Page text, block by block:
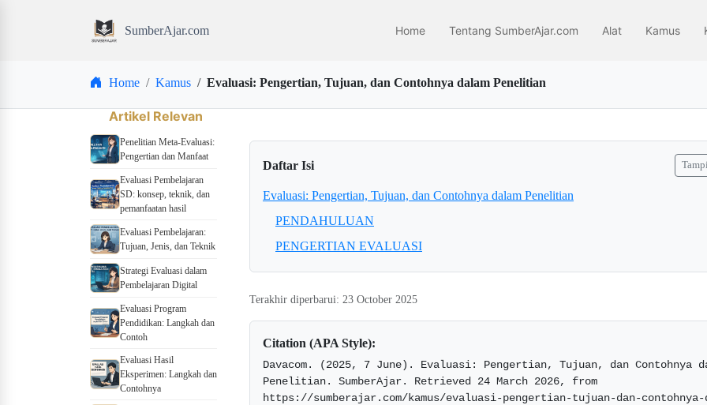
SumberAjar.com Home Tentang SumberAjar.com Alat Kamus
Home Kamus Evaluasi: Pengertian, Tujuan, dan Contohnya dalam Penelitian
Artikel Relevan
Penelitian Meta-Evaluasi:
Pengertian dan Manfaat
Evaluasi Pembelajaran
SD: konsep, teknik, dan
pemanfaatan hasil
Evaluasi Pembelajaran:
Tujuan, Jenis, dan Teknik
Strategi Evaluasi dalam
Pembelajaran Digital
Evaluasi Program
Pendidikan: Langkah dan
Contoh
Evaluasi Hasil
Eksperimen: Langkah dan
Contohnya
Daftar Isi
Evaluasi: Pengertian, Tujuan, dan Contohnya dalam Penelitian
PENDAHULUAN
PENGERTIAN EVALUASI
Terakhir diperbarui: 23 October 2025
Citation (APA Style):
Davacom. (2025, 7 June). Evaluasi: Pengertian, Tujuan, dan Contohnya
Penelitian. SumberAjar. Retrieved 24 March 2026, from
https://sumberajar.com/kamus/evaluasi-pengertian-tujuan-dan-contohnya-